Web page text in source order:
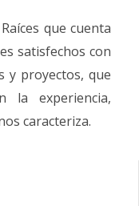
que cuenta
satisfechos con
y proyectos, que
la experiencia,
caracteriza.